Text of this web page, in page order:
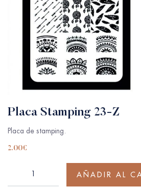
Placa Stamping 23-Z
Placa de stamping.
2.00€
AÑADIR AL